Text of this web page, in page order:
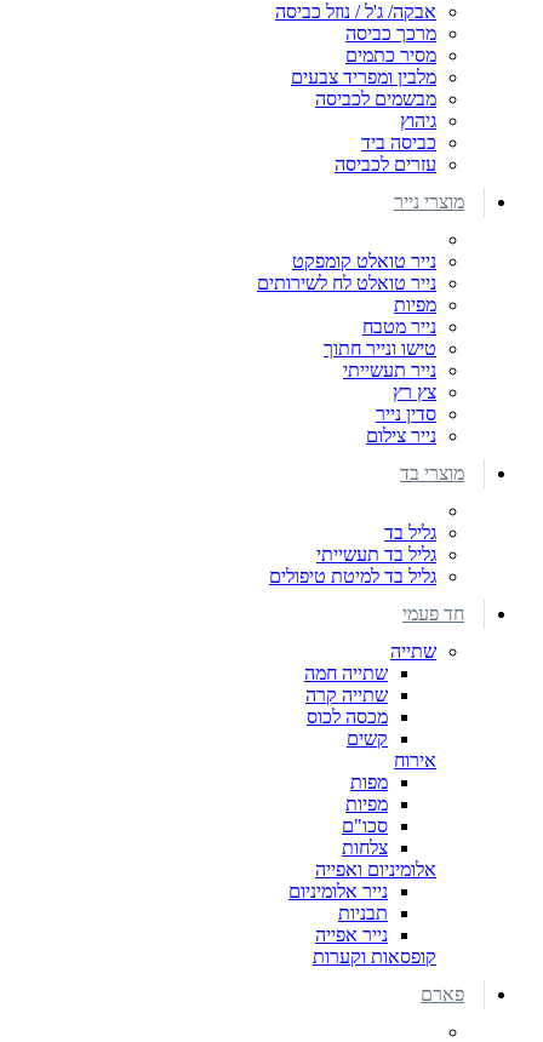
אבקה/ ג'ל / נוזל כביסה
מרכך כביסה
מסיר כתמים
מלבין ומפריד צבעים
מבשמים לכביסה
גיהוץ
כביסה ביד
עזרים לכביסה
מוצרי נייר
נייר טואלט קומפקט
נייר טואלט לח לשירותים
מפיות
נייר מטבח
טישו ונייר חתוך
נייר תעשייתי
צץ רץ
סדין נייר
נייר צילום
מוצרי בד
גליל בד
גליל בד תעשייתי
גליל בד למיטת טיפולים
חד פעמי
שתייה
שתייה חמה
שתייה קרה
מכסה לכוס
קשים
אירוח
מפות
מפיות
סכו"ם
צלחות
אלומיניום ואפייה
נייר אלומיניום
תבניות
נייר אפייה
קופסאות וקערות
פארם